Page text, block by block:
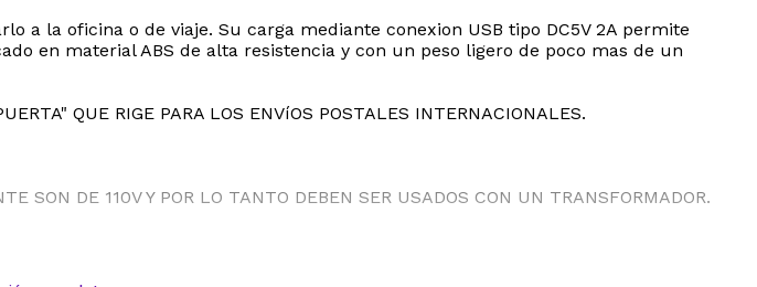
a la oficina o de viaje. Su carga mediante conexion USB tipo DC5V 2A permite
en material ABS de alta resistencia y con un peso ligero de poco mas de un
QUE RIGE PARA LOS ENVíOS POSTALES INTERNACIONALES.
SON DE 110V Y POR LO TANTO DEBEN SER USADOS CON UN TRANSFORMADOR.